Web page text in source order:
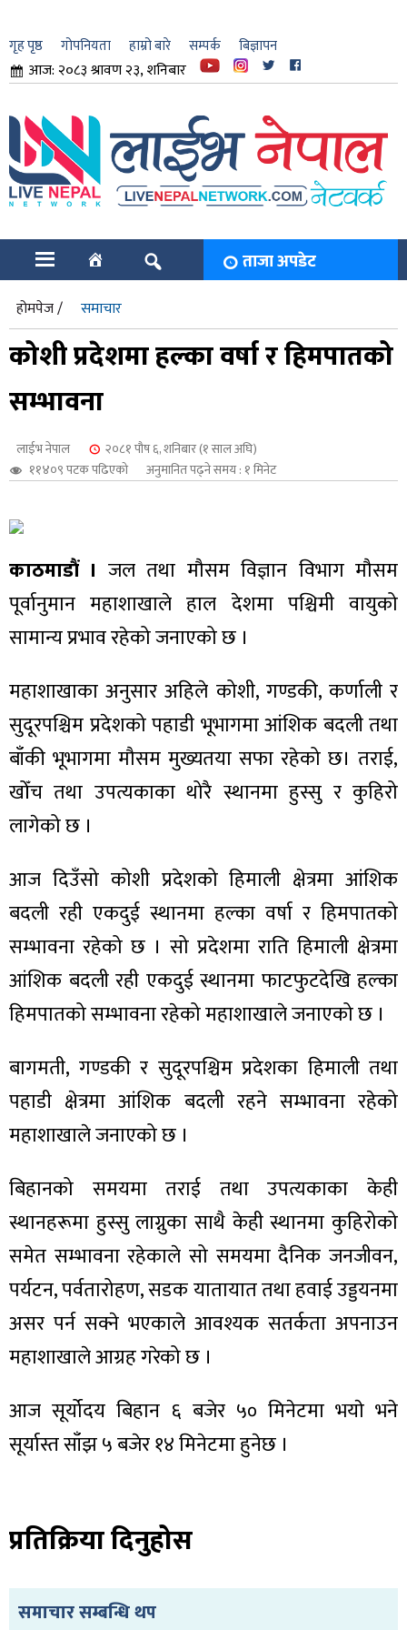
गृह पृष्ठ गोपनियता हाम्रो बारे सम्पर्क बिज्ञापन
आज: २०८३ श्रावण २३, शनिबार
ताजा अपडेट
होमपेज / समाचार
कोशी प्रदेशमा हल्का वर्षा र हिमपातको
सम्भावना
लाईभ नेपाल
२०८१ पौष ६, शनिबार (१ साल अघि)
११४०९ पटक पढिएको
अनुमानित पढ्ने समय : १ मिनेट
काठमाडौं । जल तथा मौसम विज्ञान विभाग मौसम
पूर्वानुमान महाशाखाले हाल देशमा पश्चिमी वायुको
सामान्य प्रभाव रहेको जनाएको छ ।
महाशाखाका अनुसार अहिले कोशी, गण्डकी, कर्णाली र
सुदूरपश्चिम प्रदेशको पहाडी भूभागमा आंशिक बदली तथा
बाँकी भूभागमा मौसम मुख्यतया सफा रहेको छ। तराई,
खोँच तथा उपत्यकाका थोरै स्थानमा हुस्सु र कुहिरो
लागेको छ ।
आज दिउँसो कोशी प्रदेशको हिमाली क्षेत्रमा आंशिक
बदली रही एकदुई स्थानमा हल्का वर्षा र हिमपातको
सम्भावना रहेको छ । सो प्रदेशमा राति हिमाली क्षेत्रमा
आंशिक बदली रही एकदुई स्थानमा फाटफुटदेखि हल्का
हिमपातको सम्भावना रहेको महाशाखाले जनाएको छ ।
बागमती, गण्डकी र सुदूरपश्चिम प्रदेशका हिमाली तथा
पहाडी क्षेत्रमा आंशिक बदली रहने सम्भावना रहेको
महाशाखाले जनाएको छ ।
बिहानको समयमा तराई तथा उपत्यकाका केही
स्थानहरूमा हुस्सु लाग्नुका साथै केही स्थानमा कुहिरोको
समेत सम्भावना रहेकाले सो समयमा दैनिक जनजीवन,
पर्यटन, पर्वतारोहण, सडक यातायात तथा हवाई उड्डयनमा
असर पर्न सक्ने भएकाले आवश्यक सतर्कता अपनाउन
महाशाखाले आग्रह गरेको छ ।
आज सूर्योदय बिहान ६ बजेर ५० मिनेटमा भयाे भने
सूर्यास्त साँझ ५ बजेर १४ मिनेटमा हुनेछ ।
प्रतिक्रिया दिनुहोस
समाचार सम्बन्धि थप